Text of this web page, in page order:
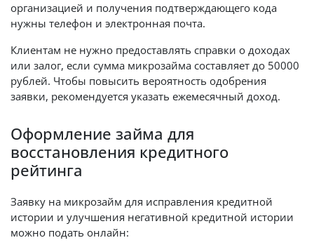
организацией и получения подтверждающего кода
нужны телефон и электронная почта.
Клиентам не нужно предоставлять справки о доходах
или залог, если сумма микрозайма составляет до 50000
рублей. Чтобы повысить вероятность одобрения
заявки, рекомендуется указать ежемесячный доход.
Оформление займа для
восстановления кредитного
рейтинга
Заявку на микрозайм для исправления кредитной
истории и улучшения негативной кредитной истории
можно подать онлайн: